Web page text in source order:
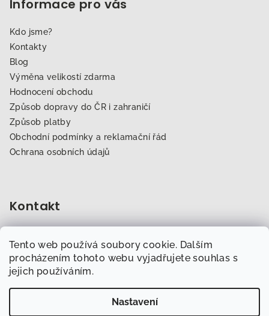
Tento web používá soubory cookie. Dalším
procházením tohoto webu vyjadřujete souhlas s
jejich používáním.
Nastavení
Informace pro vás
Kdo jsme?
Kontakty
Blog
Výměna velikostí zdarma
Hodnocení obchodu
Způsob dopravy do ČR i zahraničí
Způsob platby
Obchodní podmínky a reklamační řád
Ochrana osobních údajů
Kontakt
702 007 759